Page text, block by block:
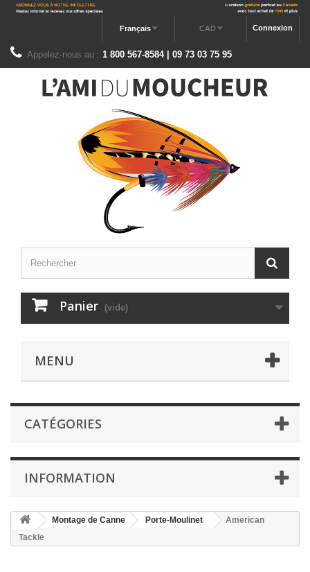
Connexion
CAD
Français
Appelez-nous au : 1 800 567-8584 | 09 73 03 75 95
Panier (vide)
MENU
CATÉGORIES
INFORMATION
Montage de Canne Porte-Moulinet
American
Tackle